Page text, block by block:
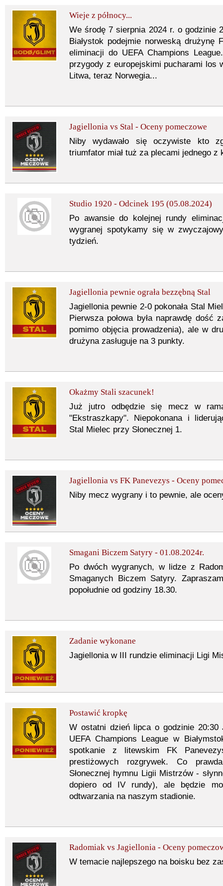
Wieje z północy...
We środę 7 sierpnia 2024 r. o godzinie
Białystok podejmie norweską
eliminacji do UEFA Champions
przygody z europejskimi pucharami los
Litwa, teraz Norwegia...
Jagiellonia vs Stal - Oceny pomeczowe
Niby wydawało się oczywiste kto
triumfator miał tuż za plecami jednego z
Studio 1920 - Odcinek 195 (05.08.2024)
Po awansie do kolejnej rundy
wygranej spotykamy się w
tydzień.
Jagiellonia pewnie ograła bezzębną Stal
Jagiellonia pewnie 2-0 pokonała Stal
Pierwsza połowa była naprawdę dość
pomimo objęcia prowadzenia), ale w
drużyna zasługuje na 3 punkty.
Okażmy Stali szacunek!
Już jutro odbędzie się mecz w
"Ekstraszkapy". Niepokonana i
Stal Mielec przy Słonecznej 1.
Jagiellonia vs FK Panevezys - Oceny
Niby mecz wygrany i to pewnie, ale
Smagani Biczem Satyry - 01.08.2024r.
Po dwóch wygranych, w lidze z
Smaganych Biczem Satyry.
popołudnie od godziny 18.30.
Zadanie wykonane
Jagiellonia w III rundzie eliminacji Ligi
Postawić kropkę
W ostatni dzień lipca o godzinie 20:30
UEFA Champions League w
spotkanie z litewskim FK
prestiżowych rozgrywek. Co
Słonecznej hymnu Ligii Mistrzów -
dopiero od IV rundy), ale będzie
odtwarzania na naszym stadionie.
Radomiak vs Jagiellonia - Oceny
W temacie najlepszego na boisku bez